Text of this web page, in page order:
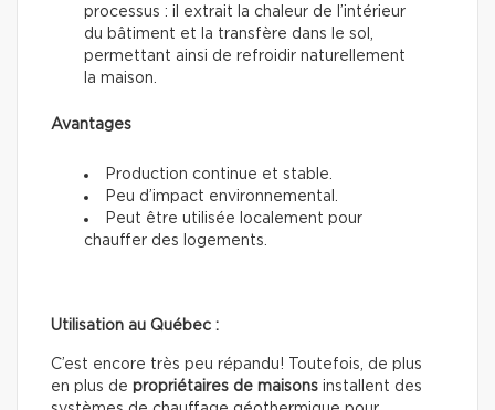
processus : il extrait la chaleur de l’intérieur
du bâtiment et la transfère dans le sol,
permettant ainsi de refroidir naturellement
la maison.
Avantages
Production continue et stable.
Peu d’impact environnemental.
Peut être utilisée localement pour
chauffer des logements.
Utilisation au Québec :
C’est encore très peu répandu! Toutefois, de plus
en plus de propriétaires de maisons installent des